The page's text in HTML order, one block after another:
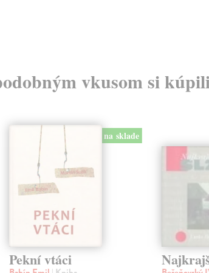
vkusom si
na sklade
Pekní vtáci